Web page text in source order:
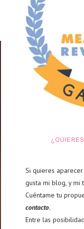
Si quieres
gusta mi blog, y mi
Cuéntame tu
contacto.
Entre las